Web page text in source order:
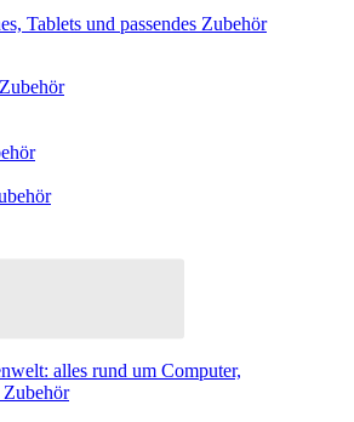
Tablets und passendes Zubehör
alles rund um Computer,